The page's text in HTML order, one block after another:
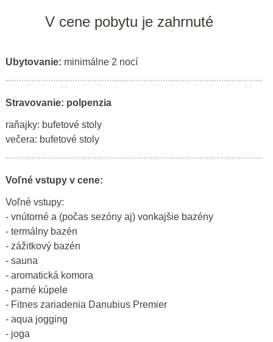
V cene pobytu je zahrnuté
Ubytovanie: minimálne 2 nocí
Stravovanie: polpenzia
raňajky: bufetové stoly
večera: bufetové stoly
Voľné vstupy v cene:
Voľné vstupy:
- vnútorné a (počas sezóny aj) vonkajšie bazény
- termálny bazén
- zážitkový bazén
- sauna
- aromatická komora
- parné kúpele
- Fitnes zariadenia Danubius Premier
- aqua jogging
- joga